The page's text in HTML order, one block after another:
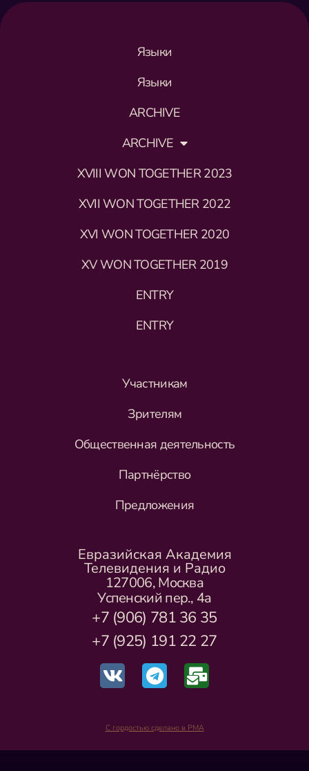
Языки
Языки
ARCHIVE
ARCHIVE
XVIII WON TOGETHER 2023
XVII WON TOGETHER 2022
XVI WON TOGETHER 2020
XV WON TOGETHER 2019
ENTRY
ENTRY
Участникам
Зрителям
Общественная деятельность
Партнёрство
Предложения
Евразийская Академия
Телевидения и Радио
127006, Москва
Успенский пер., 4а
+7 (906) 781 36 35
+7 (925) 191 22 27
С гордостью сделано в РМА